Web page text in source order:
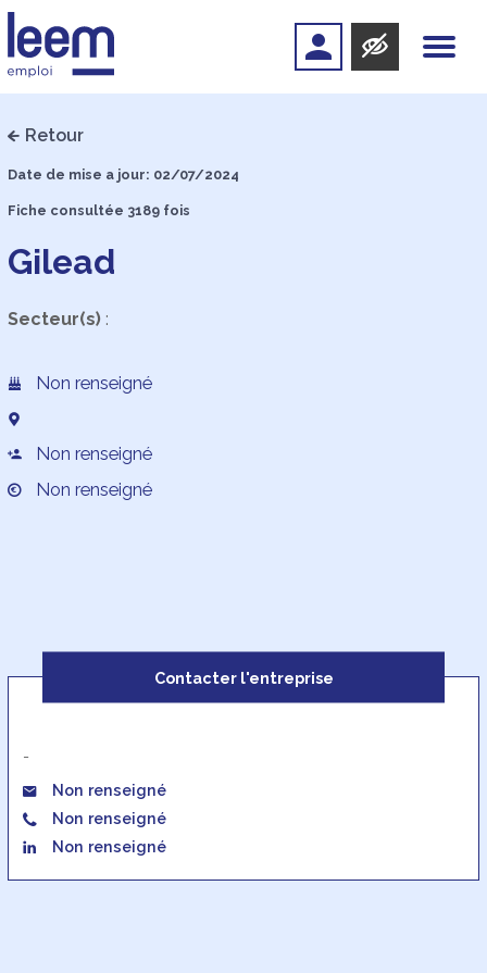
Retour
Date de mise a jour: 02/07/2024
Fiche consultée 3189 fois
Gilead
Secteur(s):
Non renseigné
Non renseigné
Non renseigné
Contacter l'entreprise
-
Non renseigné
Non renseigné
Non renseigné